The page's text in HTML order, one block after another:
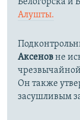
Белогорска и
Алушты.
Аксеновне
Он также
засушливым